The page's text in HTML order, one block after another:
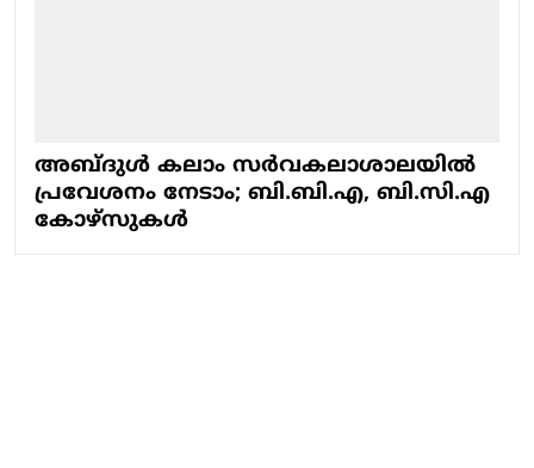
അബ്ദുൾ കലാം സർവകലാശാലയിൽ
പ്രവേശനം നേടാം; ബി.ബി.എ, ബി.സി.എ
കോഴ്സുകൾ